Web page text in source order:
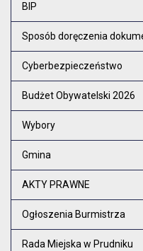
BIP
Sposób doręczenia
Cyberbezpieczeństwo
Budżet Obywatelski 2026
Wybory
Gmina
AKTY PRAWNE
Ogłoszenia Burmistrza
Rada Miejska w Prudniku